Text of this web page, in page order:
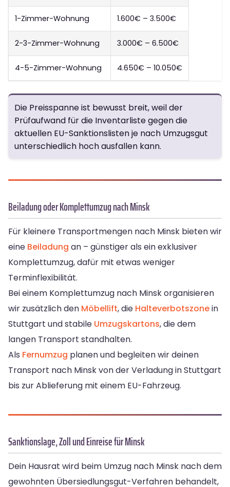
1-Zimmer-Wohnung 1.600€ – 3.500€
2-3-Zimmer-Wohnung 3.000€ – 6.500€
4-5-Zimmer-Wohnung 4.650€ – 10.050€
Die Preisspanne ist bewusst breit, weil der
Prüfaufwand für die Inventarliste gegen die
aktuellen EU-Sanktionslisten je nach Umzugsgut
unterschiedlich hoch ausfallen kann.
Beiladung oder Komplettumzug nach Minsk
Für kleinere Transportmengen nach Minsk bieten wir
eine Beiladung an – günstiger als ein exklusiver
Komplettumzug, dafür mit etwas weniger
Terminflexibilität.
Bei einem Komplettumzug nach Minsk organisieren
wir zusätzlich den Möbellift, die Halteverbotszonein
Stuttgart und stabile Umzugskartons, die dem
langen Transport standhalten.
Als Fernumzug planen und begleiten wir deinen
Transport nach Minsk von der Verladung in Stuttgart
bis zur Ablieferung mit einem EU-Fahrzeug.
Sanktionslage, Zoll und Einreise für Minsk
Dein Hausrat wird beim Umzug nach Minsk nach dem
gewohnten Übersiedlungsgut-Verfahren behandelt,